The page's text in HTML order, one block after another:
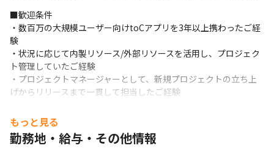
プランナー、サーバーサイドエンジニア、iOS/Androidエンジニ
ア、デザイナー、QAの職種横断メンバーの固定化によりチームと
しての練度をあげてテーマに取り組んでおります。
プランナーが作成した企画を元に、ユニット内会議が行われ、各
ユニットごとのメンバーで内容をプラッシュアップしていきま
れ、メンバーが各自見積もった内容をユニット内で組み合わせス
ケジュールを仮決定します。
■歓迎条件
・数百万の大規模ユーザー向けtoCアプリを3年以上携わったご経
験
・状況に応じて内製リソース/外部リソースを活用し、プロジェク
ト管理していたご経験
・プロジェクトマネージャーとして、新規プロジェクトの立ち上
げからリリースまで一貫して担当したご経験
・自ら積極的に課題を発見し、対応策を計画し、適切なフィード
バックをもらいながら仕事を進めることができる方
もっと見る
勤務地・給与・その他情報